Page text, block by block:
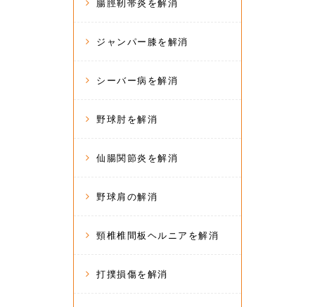
腸脛靭帯炎を解消
ジャンパー膝を解消
シーバー病を解消
野球肘を解消
仙腸関節炎を解消
野球肩の解消
頸椎椎間板ヘルニアを解消
打撲損傷を解消